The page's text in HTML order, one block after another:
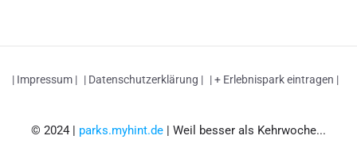
| Impressum | | Datenschutzerklärung | | + Erlebnispark eintragen |
© 2024 | parks.myhint.de | Weil besser als Kehrwoche...